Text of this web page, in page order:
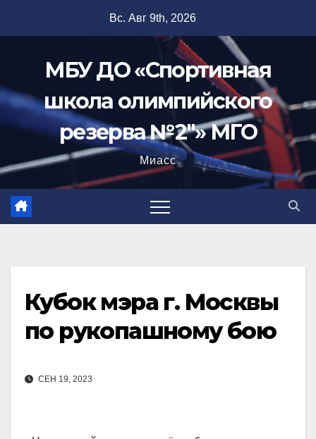
Вс. Авг 9th, 2026
МБУ ДО «Спортивная
школа олимпийского
резерва №2"» МГО
Миасс
Кубок мэра г. Москвы
по рукопашному бою
СЕН 19, 2023